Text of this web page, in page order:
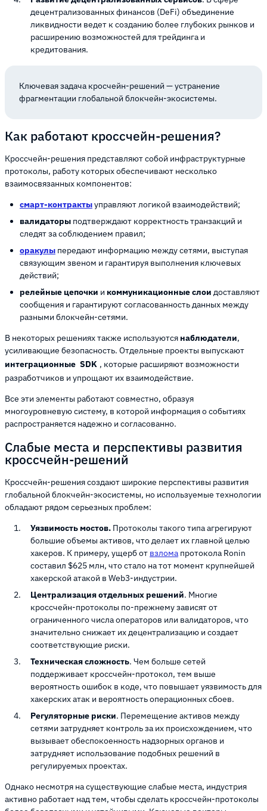
децентрализованных финансов (DeFi) объединение
ликвидности ведет к созданию более глубоких рынков и
расширению возможностей для трейдинга и
кредитования.
Ключевая задача кросчейн-решений — устранение
фрагментации глобальной блокчейн-экосистемы.
Как работают кроссчейн-решения?
Кроссчейн-решения представляют собой инфраструктурные
протоколы, работу которых обеспечивают несколько
взаимосвязанных компонентов:
смарт-контрактыуправляют логикой взаимодействий;
валидаторы подтверждают корректность транзакций и
следят за соблюдением правил;
оракулы передают информацию между сетями, выступая
связующим звеном и гарантируя выполнения ключевых
действий;
релейные цепочки и коммуникационные слои доставляют
сообщения и гарантируют согласованность данных между
разными блокчейн-сетями.
В некоторых решениях также используются наблюдатели,
усиливающие безопасность. Отдельные проекты выпускают
интеграционные SDK , которые расширяют возможности
разработчиков и упрощают их взаимодействие.
Все эти элементы работают совместно, образуя
многоуровневую систему, в которой информация о событиях
распространяется надежно и согласованно.
Слабые места и перспективы развития
кроссчейн-решений
Кроссчейн-решения создают широкие перспективы развития
глобальной блокчейн-экосистемы, но используемые технологии
обладают рядом серьезных проблем:
Уязвимость мостов. Протоколы такого типа агрегируют
большие объемы активов, что делает их главной целью
хакеров. К примеру, ущерб от взлома протокола Ronin
составил $625 млн, что стало на тот момент крупнейшей
хакерской атакой в Web3-индустрии.
Централизация отдельных решений. Многие
кроссчейн-протоколы по-прежнему зависят от
ограниченного числа операторов или валидаторов, что
значительно снижает их децентрализацию и создает
соответствующие риски.
Техническая сложность. Чем больше сетей
поддерживает кроссчейн-протокол, тем выше
вероятность ошибок в коде, что повышает уязвимость для
хакерских атак и вероятность операционных сбоев.
Регуляторные риски. Перемещение активов между
сетями затрудняет контроль за их происхождением, что
вызывает обеспокоенность надзорных органов и
затрудняет использование подобных решений в
регулируемых проектах.
Однако несмотря на существующие слабые места, индустрия
активно работает над тем, чтобы сделать кроссчейн-протоколы